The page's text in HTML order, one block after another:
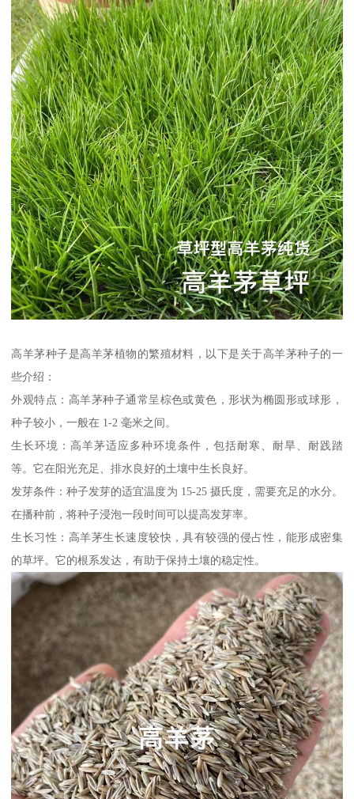
高羊茅种子是高羊茅植物的繁殖材料，以下是关于高羊茅种子的一
些介绍：
外观特点：高羊茅种子通常呈棕色或黄色，形状为椭圆形或球形，
种子较小，一般在 1-2 毫米之间。
生长环境：高羊茅适应多种环境条件，包括耐寒、耐旱、耐践踏
等。它在阳光充足、排水良好的土壤中生长良好。
发芽条件：种子发芽的适宜温度为 15-25 摄氏度，需要充足的水分。
在播种前，将种子浸泡一段时间可以提高发芽率。
生长习性：高羊茅生长速度较快，具有较强的侵占性，能形成密集
的草坪。它的根系发达，有助于保持土壤的稳定性。